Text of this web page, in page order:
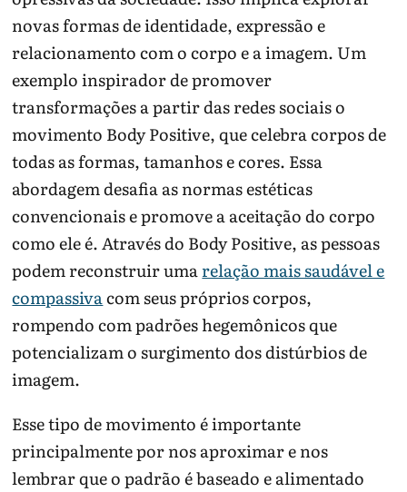
novas formas de identidade, expressão e
relacionamento com o corpo e a imagem. Um
exemplo inspirador de promover
transformações a partir das redes sociais o
movimento Body Positive, que celebra corpos de
todas as formas, tamanhos e cores. Essa
abordagem desafia as normas estéticas
convencionais e promove a aceitação do corpo
como ele é. Através do Body Positive, as pessoas
podem reconstruir umarelação mais saudável e
compassivacom seus próprios corpos,
rompendo com padrões hegemônicos que
potencializam o surgimento dos distúrbios de
imagem.
Esse tipo de movimento é importante
principalmente por nos aproximar e nos
lembrar que o padrão é baseado e alimentado